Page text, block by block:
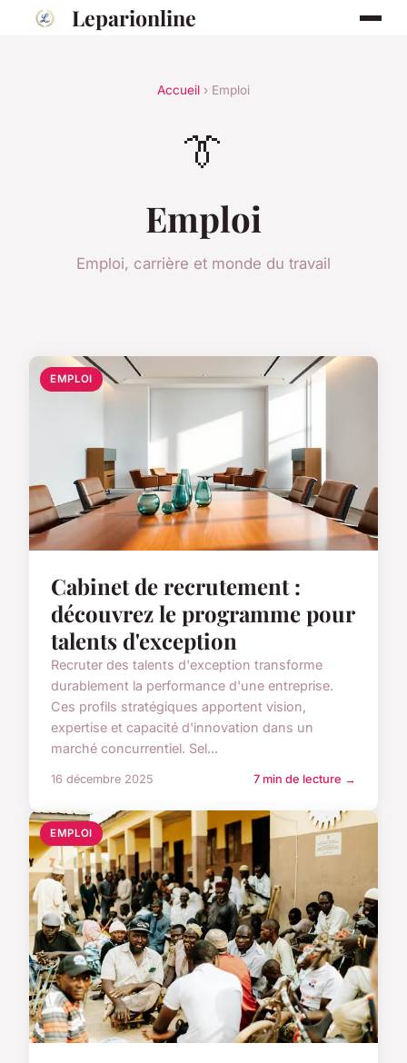
Leparionline
Accueil › Emploi
👔
Emploi
Emploi, carrière et monde du travail
EMPLOI
Cabinet de recrutement :
découvrez le programme pour
talents d'exception
Recruter des talents d'exception transforme
durablement la performance d'une entreprise.
Ces profils stratégiques apportent vision,
expertise et capacité d'innovation dans un
marché concurrentiel. Sel...
16 décembre 2025 7 min de lecture →
EMPLOI